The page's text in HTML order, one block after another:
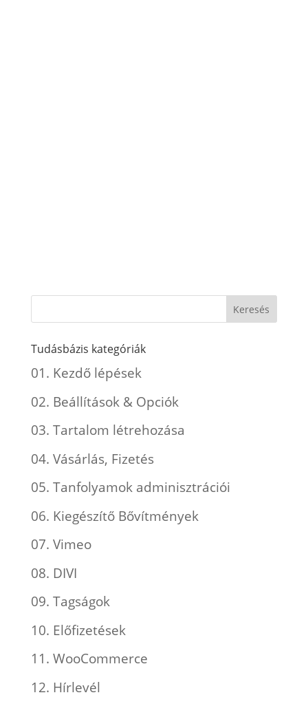
Tudásbázis kategóriák
01. Kezdő lépések
02. Beállítások & Opciók
03. Tartalom létrehozása
04. Vásárlás, Fizetés
05. Tanfolyamok adminisztrációi
06. Kiegészítő Bővítmények
07. Vimeo
08. DIVI
09. Tagságok
10. Előfizetések
11. WooCommerce
12. Hírlevél